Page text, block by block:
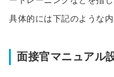
具体的には下記のような内
面接官マニュアル
忘れですか？